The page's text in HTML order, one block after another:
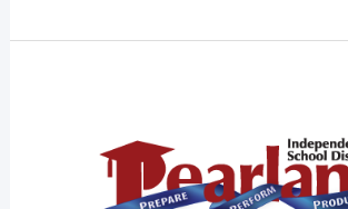
PEARLAND